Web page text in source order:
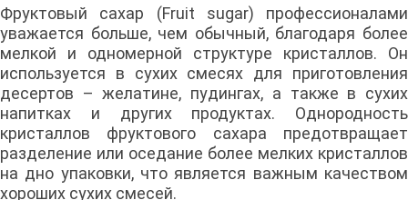
Фруктовый сахар (Fruit sugar) профессионалами
уважается больше, чем обычный, благодаря более
мелкой и одномерной структуре кристаллов. Он
используется в сухих смесях для приготовления
десертов – желатине, пудингах, а также в сухих
напитках и других продуктах. Однородность
кристаллов фруктового сахара предотвращает
разделение или оседание более мелких кристаллов
на дно упаковки, что является важным качеством
хороших сухих смесей.